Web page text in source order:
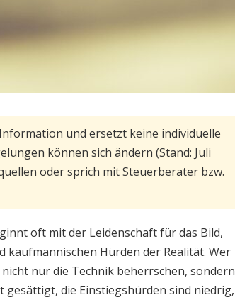
und ersetzt keine individuelle
können sich ändern (Stand: Juli
oder sprich mit Steuerberater bzw.
oft mit der Leidenschaft für das Bild,
Hürden der Realität. Wer
nur die Technik beherrschen, sondern
die Einstiegshürden sind niedrig,